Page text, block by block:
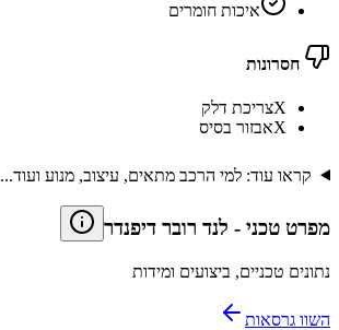
איכות חומרים
חסרונות
Xצריכת דלק
Xאבזור בסיס
קראו עוד: למי הרכב מתאים, עיצוב, מנוע ועוד...
מפרט טכני - לנד רובר דיפנדר
נתונים טכניים, ביצועים ומידות
השוו גרסאות